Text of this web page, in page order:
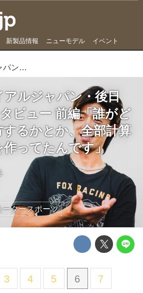
新製品情報 ニューモデル イベント
シティトライアルジャパン・後日10000字インタビュー 前編「誰がどういう走り方するかとか、全部計算してコースを作ってたんです」
アルジャパン・後日
ビュー 前編「誰がど
するかとか、全部計算
作ってたんです」
ータースポーツ
3 4 5 6 7